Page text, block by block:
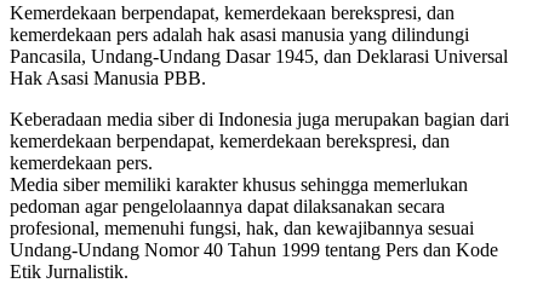
Kemerdekaan berpendapat, kemerdekaan berekspresi, dan
kemerdekaan pers adalah hak asasi manusia yang dilindungi
Pancasila, Undang-Undang Dasar 1945, dan Deklarasi Universal
Hak Asasi Manusia PBB.
Keberadaan media siber di Indonesia juga merupakan bagian dari
kemerdekaan berpendapat, kemerdekaan berekspresi, dan
kemerdekaan pers.
Media siber memiliki karakter khusus sehingga memerlukan
pedoman agar pengelolaannya dapat dilaksanakan secara
profesional, memenuhi fungsi, hak, dan kewajibannya sesuai
Undang-Undang Nomor 40 Tahun 1999 tentang Pers dan Kode
Etik Jurnalistik.